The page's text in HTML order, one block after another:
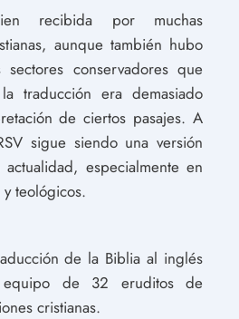
recibida por muchas
aunque también hubo
conservadores que
traducción era demasiado
de ciertos pasajes. A
sigue siendo una versión
especialmente en
teológicos.
de la Biblia al inglés
de 32 eruditos de
cristianas.